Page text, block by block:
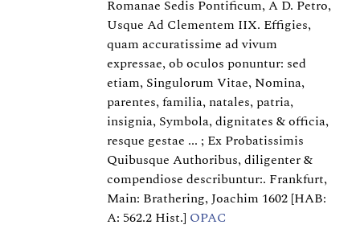
Romanae Sedis Pontificum, A D. Petro,
Usque Ad Clementem IIX. Effigies,
quam accuratissime ad vivum
expressae, ob oculos ponuntur: sed
etiam, Singulorum Vitae, Nomina,
parentes, familia, natales, patria,
insignia, Symbola, dignitates & officia,
resque gestae ... ; Ex Probatissimis
Quibusque Authoribus, diligenter &
compendiose describuntur:. Frankfurt,
Main: Brathering, Joachim 1602 [HAB:
A: 562.2 Hist.] OPAC